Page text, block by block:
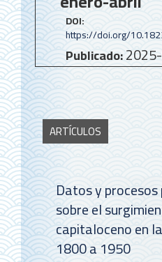
DOI:
https://doi.org/
Publicado:
ARTÍCULOS
Datos y
sobre el
capitaloceno en
1800 a 1950